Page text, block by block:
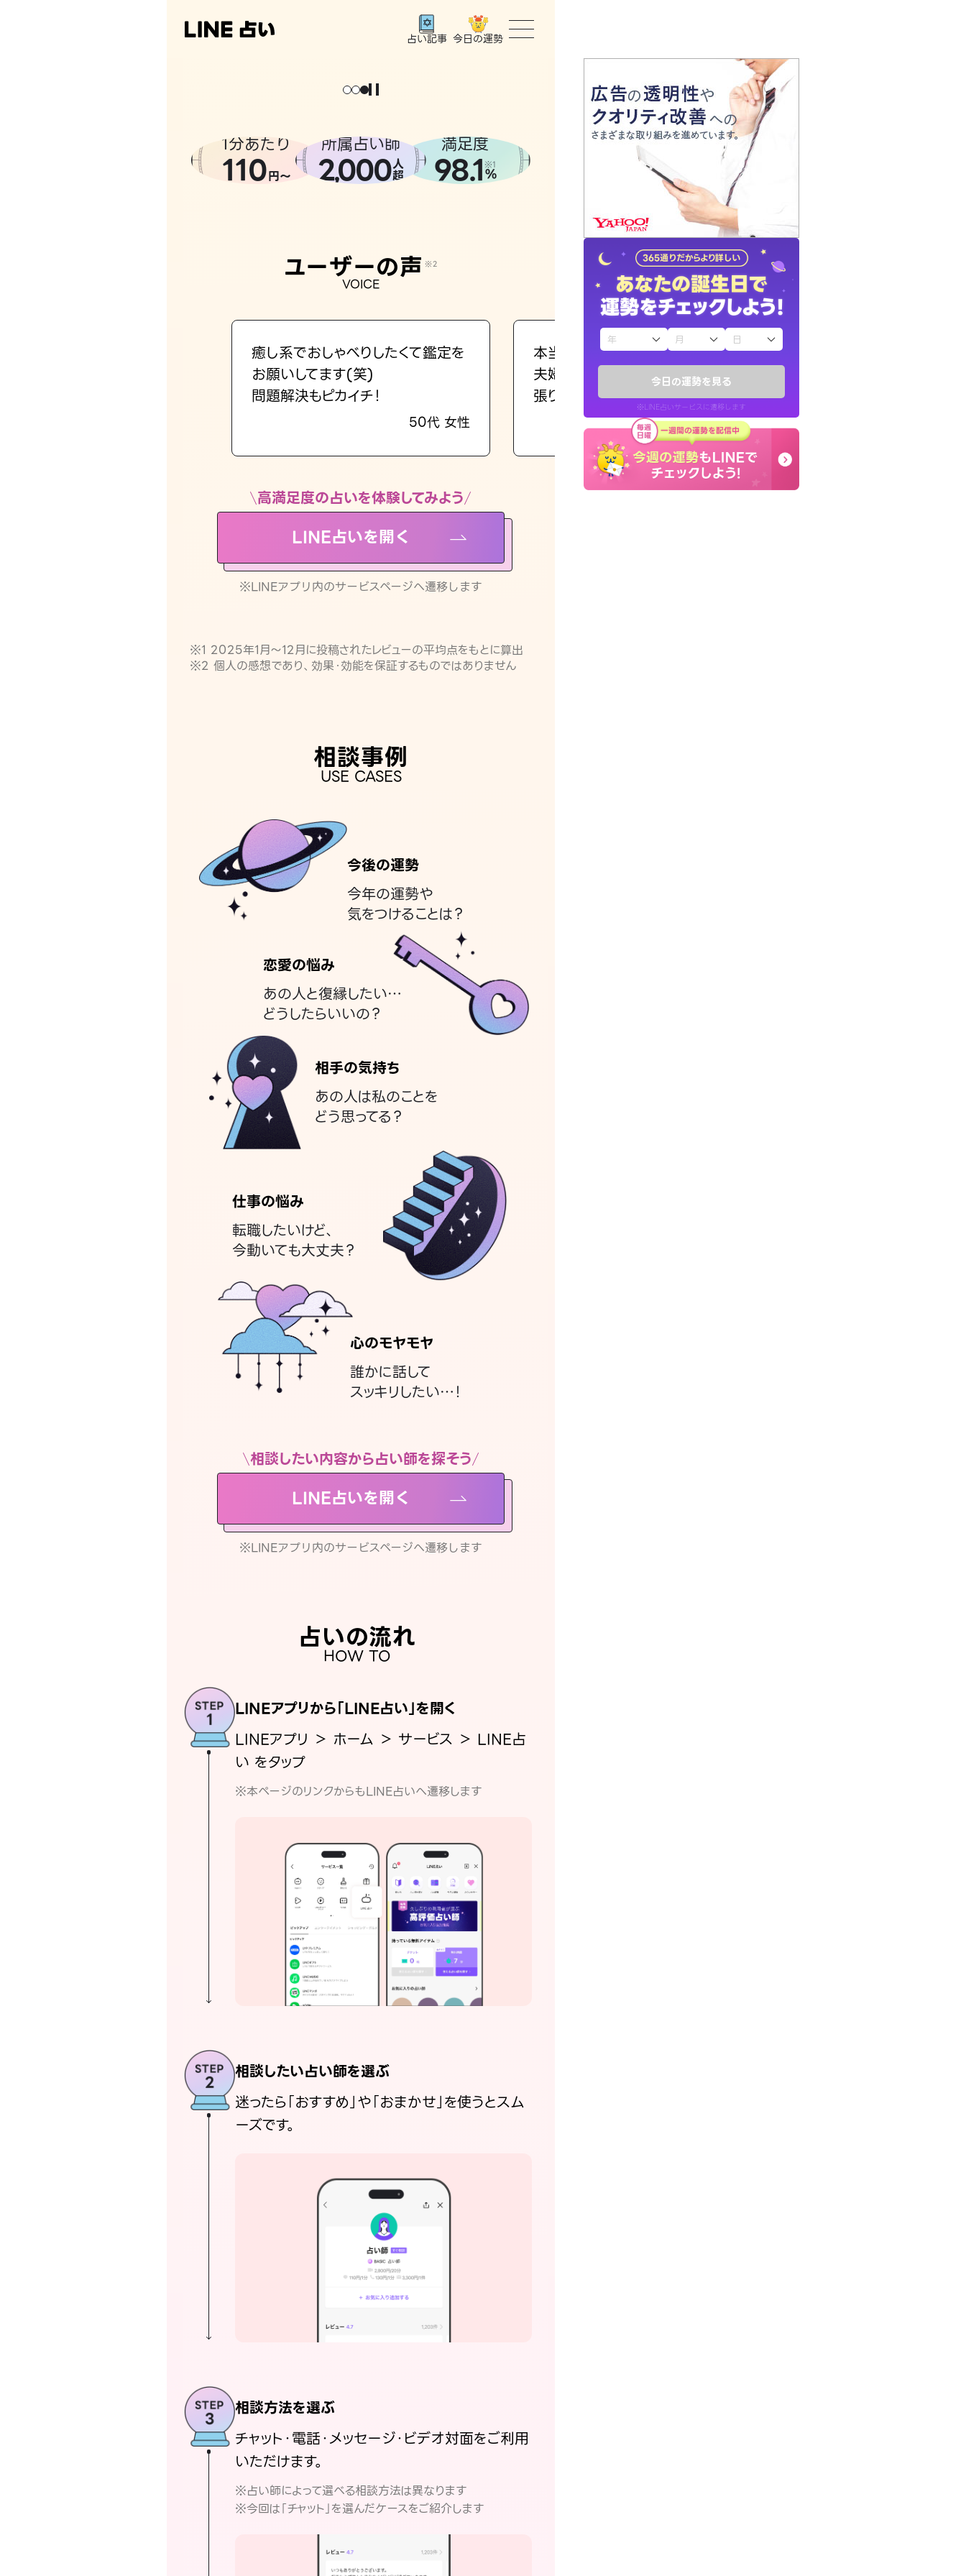
今日の運勢を見る
※LINE占いサービスに遷移します
占い記事 今日の運勢
トップ
ユーザーの声
占いの流れ
おすすめの占い師
よくある質問
えもじの子（占）12星座占い
お知らせ
1分あたり
110円〜
所属占い師
2,000人
超
満足度
98.1 ※1
%
ユーザーの声 ※2
VOICE
癒し系でおしゃべりしたくて鑑定を
お願いしてます(笑)
問題解決もピカイチ！
50代 女性
本当に相談してよかったです。今は
夫婦で乗り越える時期ですね。頑
張ります！
30代 女性
高満足度の占いを体験してみよう
LINE占いを開く
※LINEアプリ内のサービスページへ遷移します
※1 2025年1月〜12月に投稿されたレビューの平均点をもとに算出
※2 個人の感想であり、効果・効能を保証するものではありません
相談事例
USE CASES
今後の運勢
今年の運勢や
気をつけることは？
恋愛の悩み
あの人と復縁したい…
どうしたらいいの？
相手の気持ち
あの人は私のことを
どう思ってる？
仕事の悩み
転職したいけど、
今動いても大丈夫？
心のモヤモヤ
誰かに話して
スッキリしたい…！
相談したい内容から占い師を探そう
LINE占いを開く
※LINEアプリ内のサービスページへ遷移します
占いの流れ
HOW TO
LINEアプリから「LINE占い」を開く
LINEアプリ ＞ ホーム ＞ サービス ＞ LINE占
い をタップ
※本ページのリンクからもLINE占いへ遷移します
相談したい占い師を選ぶ
迷ったら「おすすめ」や「おまかせ」を使うとスム
ーズです。
相談方法を選ぶ
チャット・電話・メッセージ・ビデオ対面をご利用
いただけます。
※占い師によって選べる相談方法は異なります
※今回は「チャット」を選んだケースをご紹介します